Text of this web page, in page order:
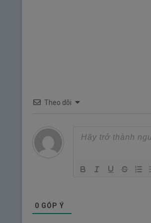
Theo dõi
0 GÓP Ý